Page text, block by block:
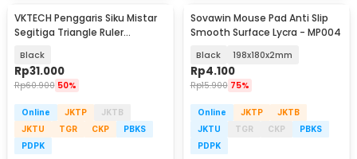
VKTECH Penggaris Siku Mistar
Segitiga Triangle Ruler
Black
Rp31.000
Rp60.900 50%
Online JKTP
JKTB
JKTU
TGR CKP
PBKS
PDPK
Sovawin Mouse Pad Anti Slip
Smooth Surface Lycra - MP004
Black 198x180x2mm
Rp4.100
Rp15.900 75%
Online JKTP
JKTB
JKTU
TGR CKP
PBKS
PDPK